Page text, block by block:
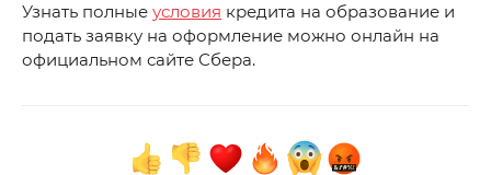
Узнать полные условия кредита на образование и
подать заявку на оформление можно онлайн на
официальном сайте Сбера.